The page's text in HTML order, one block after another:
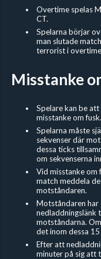
Overtime spelas
CT.
Spelarna börjar
man slutade
terrorist i
Misstanke
Spelare kan be
misstanke om fusk.
Spelarna måste
sekvenser där
dessa ticks
om sekvenserna
Vid misstanke om
match meddela
motståndaren.
Motståndaren har
nedladdningslänk
motståndarna.
det inom dessa 15
Efter att
minuter på sig att